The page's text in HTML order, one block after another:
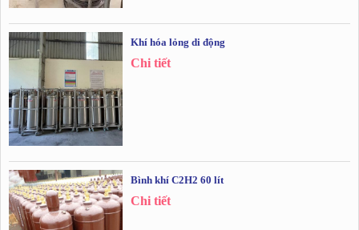
Khí hóa lỏng di động
Chi tiết
Bình khí C2H2 60 lít
Chi tiết